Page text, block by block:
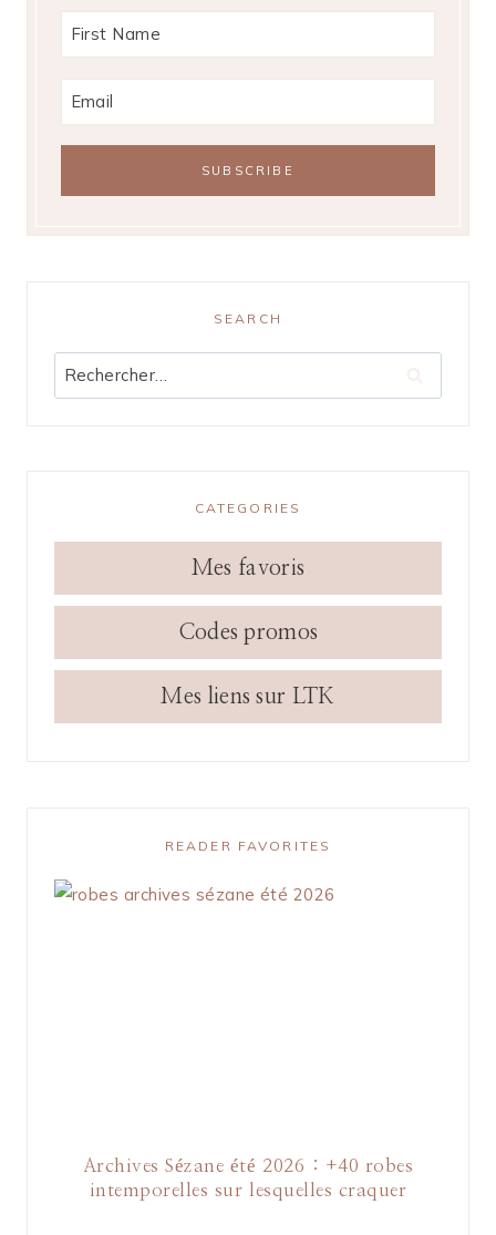
SEARCH
Rechercher :
CATEGORIES
Mes favoris
Codes promos
Mes liens sur LTK
READER FAVORITES
Archives Sézane été 2026 : +40 robes
intemporelles sur lesquelles craquer